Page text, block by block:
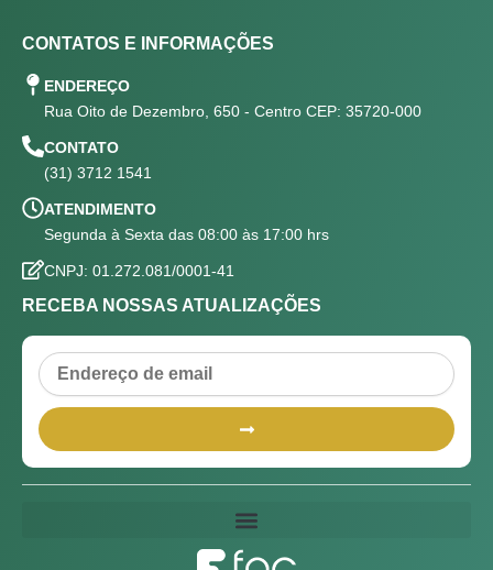
CONTATOS E INFORMAÇÕES
ENDEREÇO
Rua Oito de Dezembro, 650 - Centro CEP: 35720-000
CONTATO
(31) 3712 1541
ATENDIMENTO
Segunda à Sexta das 08:00 às 17:00 hrs
CNPJ: 01.272.081/0001-41
RECEBA NOSSAS ATUALIZAÇÕES
Email